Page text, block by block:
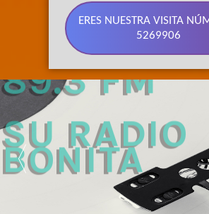
ERES NUESTRA VISITA
5269906
89.3 FM
SU RADIO
BONITA